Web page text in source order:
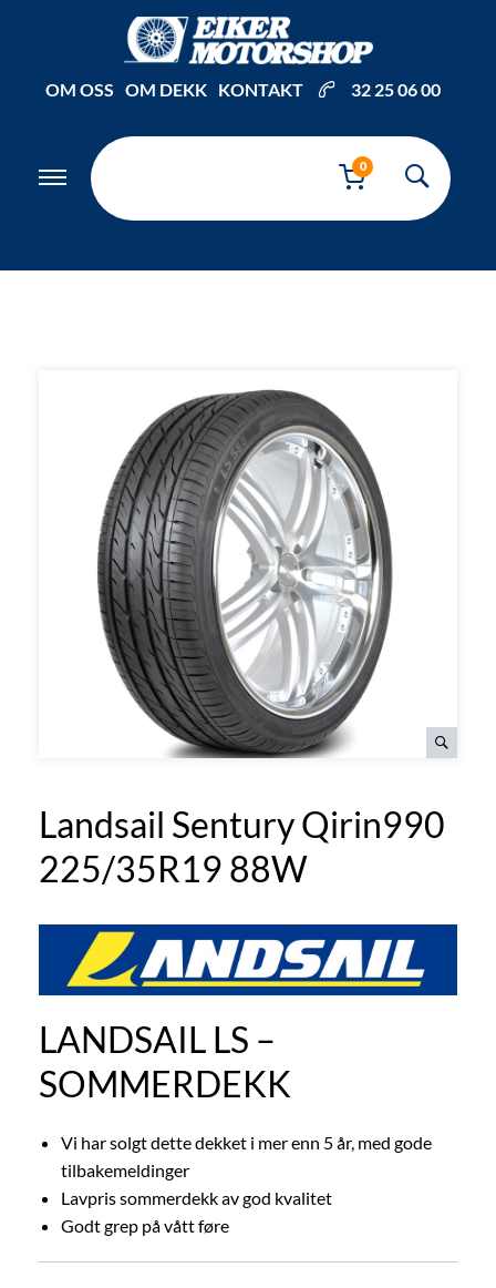
OM OSS OM DEKK KONTAKT 32 25 06 00
0
Landsail Sentury Qirin990
225/35R19 88W
LANDSAIL LS –
SOMMERDEKK
Vi har solgt dette dekket i mer enn 5 år, med gode
tilbakemeldinger
Lavpris sommerdekk av god kvalitet
Godt grep på vått føre